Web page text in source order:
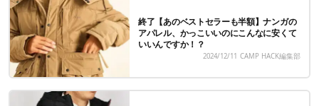
終了【あのベストセラーも半額】ナンガの
アパレル、かっこいいのにこんなに安くて
いいんですか！？
2024/12/11 CAMP HACK編集部